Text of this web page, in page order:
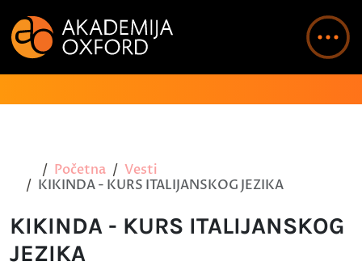
Početna
Vesti
KIKINDA - KURS ITALIJANSKOG JEZIKA
KIKINDA - KURS ITALIJANSKOG
JEZIKA